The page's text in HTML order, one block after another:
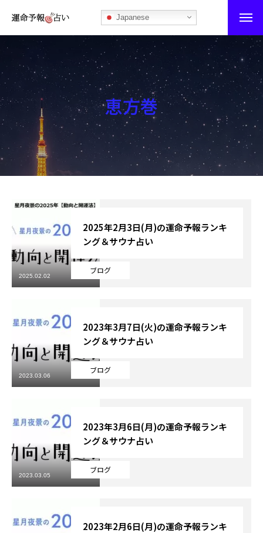
Japanese
運命予報占い
運命予報占いとは
あなたの所属部屋を探そう！
最恐の相性占い
秘伝公開！吉凶カレンダー
ブログ
お知らせ
芸能界
スポーツ
競馬
テニス四大大会・五輪
テニス四大大会・五輪
鑑定及び出演依頼
YouTube
恵方巻
ブログ
2025年2月3日(月)の運命予報ランキ
ング＆サウナ占い
2025.02.02
ブログ
2023年3月7日(火)の運命予報ランキ
ング＆サウナ占い
2023.03.06
ブログ
2023年3月6日(月)の運命予報ランキ
ング＆サウナ占い
2023.03.05
2023年2月6日(月)の運命予報ランキ